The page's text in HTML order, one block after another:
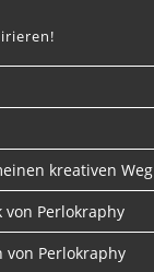
kreativen Weg
von Perlokraphy
von Perlokraphy